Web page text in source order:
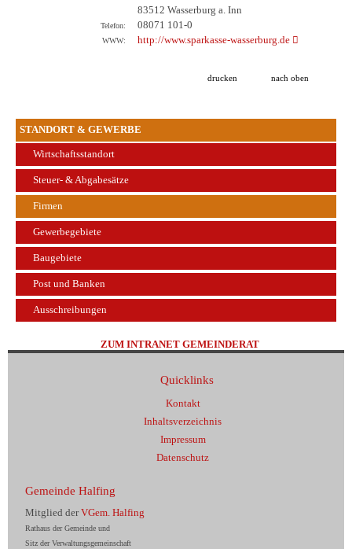
STANDORT & GEWERBE
Wirtschaftsstandort
Steuer- & Abgabesätze
Firmen
Gewerbegebiete
Baugebiete
Post und Banken
Ausschreibungen
83512 Wasserburg a. Inn
Telefon: 08071 101-0
WWW: http://www.sparkasse-wasserburg.de
drucken nach oben
ZUM INTRANET GEMEINDERAT
Quicklinks
Kontakt
Inhaltsverzeichnis
Impressum
Datenschutz
Gemeinde Halfing
Mitglied derVGem. Halfing
Rathaus der Gemeinde und
Sitz der Verwaltungsgemeinschaft